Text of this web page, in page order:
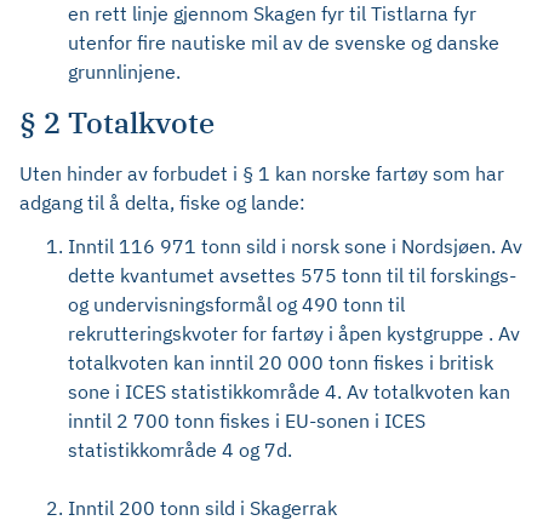
en rett linje gjennom Skagen fyr til Tistlarna fyr
utenfor fire nautiske mil av de svenske og danske
grunnlinjene.
§ 2 Totalkvote
Uten hinder av forbudet i § 1 kan norske fartøy som har
adgang til å delta, fiske og lande:
Inntil 116 971 tonn sild i norsk sone i Nordsjøen. Av
dette kvantumet avsettes 575 tonn til til forskings-
og undervisningsformål og 490 tonn til
rekrutteringskvoter for fartøy i åpen kystgruppe . Av
totalkvoten kan inntil 20 000 tonn fiskes i britisk
sone i ICES statistikkområde 4. Av totalkvoten kan
inntil 2 700 tonn fiskes i EU-sonen i ICES
statistikkområde 4 og 7d.
Inntil 200 tonn sild i Skagerrak